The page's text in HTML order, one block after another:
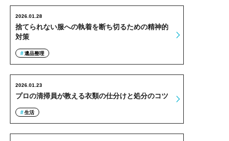
捨てられない服への執着を断ち切るための精神的
対策
2026.01.28
遺品整理
プロの清掃員が教える衣類の仕分けと処分のコツ
2026.01.23
生活